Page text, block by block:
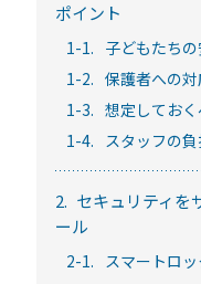
ポイント
1-1. 子どもたち
1-2. 保護者への
1-3. 想定してお
1-4. スタッフの
2. セキュリティを
ール
2-1. スマートロッ
セミナー
RemoteLOCKの活用
定期で開催しています。
常時公開中
5分でわかる！